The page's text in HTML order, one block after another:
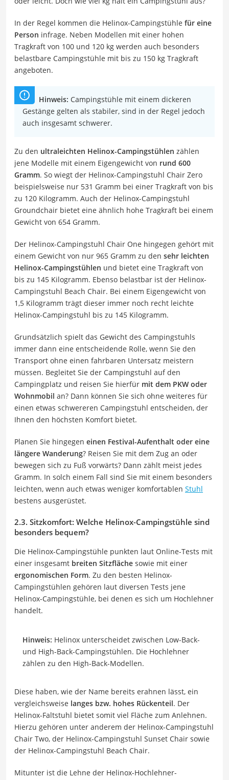
In der Regel kommen die Helinox-Campingstühle für eine
Person infrage. Neben Modellen mit einer hohen
Tragkraft von 100 und 120 kg werden auch besonders
belastbare Campingstühle mit bis zu 150 kg Tragkraft
angeboten.
Hinweis: Campingstühle mit einem dickeren
Gestänge gelten als stabiler, sind in der Regel jedoch
auch insgesamt schwerer.
Zu den ultraleichten Helinox-Campingstühlen zählen
jene Modelle mit einem Eigengewicht von rund 600
Gramm. So wiegt der Helinox-Campingstuhl Chair Zero
beispielsweise nur 531 Gramm bei einer Tragkraft von bis
zu 120 Kilogramm. Auch der Helinox-Campingstuhl
Groundchair bietet eine ähnlich hohe Tragkraft bei einem
Gewicht von 654 Gramm.
Der Helinox-Campingstuhl Chair One hingegen gehört mit
einem Gewicht von nur 965 Gramm zu den sehr leichten
Helinox-Campingstühlen und bietet eine Tragkraft von
bis zu 145 Kilogramm. Ebenso belastbar ist der Helinox-
Campingstuhl Beach Chair. Bei einem Eigengewicht von
1,5 Kilogramm trägt dieser immer noch recht leichte
Helinox-Campingstuhl bis zu 145 Kilogramm.
Grundsätzlich spielt das Gewicht des Campingstuhls
immer dann eine entscheidende Rolle, wenn Sie den
Transport ohne einen fahrbaren Untersatz meistern
müssen. Begleitet Sie der Campingstuhl auf den
Campingplatz und reisen Sie hierfür mit dem PKW oder
Wohnmobil an? Dann können Sie sich ohne weiteres für
einen etwas schwereren Campingstuhl entscheiden, der
Ihnen den höchsten Komfort bietet.
Planen Sie hingegen einen Festival-Aufenthalt oder eine
längere Wanderung? Reisen Sie mit dem Zug an oder
bewegen sich zu Fuß vorwärts? Dann zählt meist jedes
Gramm. In solch einem Fall sind Sie mit einem besonders
leichten, wenn auch etwas weniger komfortablen Stuhl
bestens ausgerüstet.
2.3. Sitzkomfort: Welche Helinox-Campingstühle sind
besonders bequem?
Die Helinox-Campingstühle punkten laut Online-Tests mit
einer insgesamt breiten Sitzfläche sowie mit einer
ergonomischen Form. Zu den besten Helinox-
Campingstühlen gehören laut diversen Tests jene
Helinox-Campingstühle, bei denen es sich um Hochlehner
handelt.
Hinweis: Helinox unterscheidet zwischen Low-Back-
und High-Back-Campingstühlen. Die Hochlehner
zählen zu den High-Back-Modellen.
Diese haben, wie der Name bereits erahnen lässt, ein
vergleichsweise langes bzw. hohes Rückenteil. Der
Helinox-Faltstuhl bietet somit viel Fläche zum Anlehnen.
Hierzu gehören unter anderem der Helinox-Campingstuhl
Chair Two, der Helinox-Campingstuhl Sunset Chair sowie
der Helinox-Campingstuhl Beach Chair.
Mitunter ist die Lehne der Helinox-Hochlehner-